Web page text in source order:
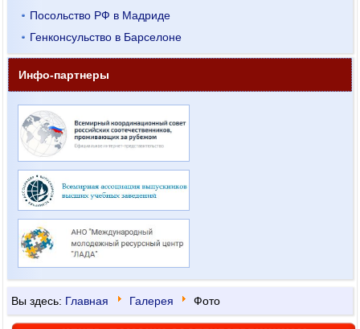
Посольство РФ в Мадриде
Генконсульство в Барселоне
Инфо-партнеры
Вы здесь: Главная Галерея Фото